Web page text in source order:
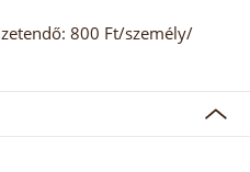
800 Ft/személy/